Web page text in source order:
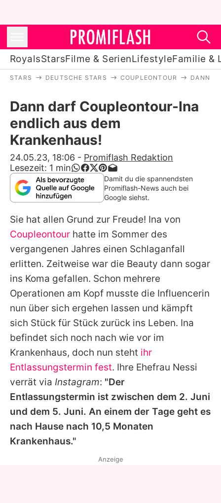
RoyalsStarsFilme & SerienLifestyleFamilie &
Stars
Filme & Serien
Lifestyle
Familie & Liebe
Promiflash Exklusiv
Alle Themen auf Promiflash
Jobs
App runterladen
Team
Redaktionelle Richtlinien
Impressum
Datenschutzerklärung
Utiq verwalten
STARS DEUTSCHE STARS COUPLEONTOUR DANN
Dann darf Coupleontour-Ina
endlich aus dem
Krankenhaus!
24.05.23, 18:06 - Promiflash Redaktion
Lesezeit: 1 min
Damit du die spannendsten
Promiflash-News auch bei
Google siehst.
Sie hat allen Grund zur Freude! Ina von
Coupleontour hatte im Sommer des
vergangenen Jahres einen Schlaganfall
erlitten. Zeitweise war die Beauty dann sogar
ins Koma gefallen. Schon mehrere
Operationen am Kopf musste die Influencerin
nun über sich ergehen lassen und kämpft
sich Stück für Stück zurück ins Leben. Ina
befindet sich noch nach wie vor im
Krankenhaus, doch nun steht ihr
Entlassungstermin fest. Ihre Ehefrau Nessi
verrät via Instagram: "Der
Entlassungstermin ist zwischen dem 2. Juni
und dem 5. Juni. An einem der Tage geht es
nach Hause nach 10,5 Monaten
Krankenhaus."
Anzeige